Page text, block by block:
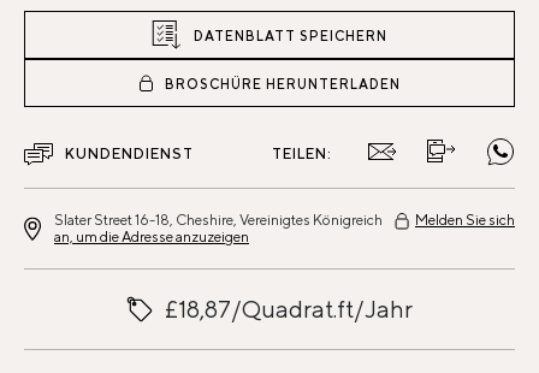
DATENBLATT SPEICHERN
BROSCHÜRE HERUNTERLADEN
KUNDENDIENST TEILEN:
Slater Street 16-18, Cheshire, Vereinigtes Königreich
Melden Sie sich
an, um die Adresse anzuzeigen
£18,87/Quadrat.ft/Jahr